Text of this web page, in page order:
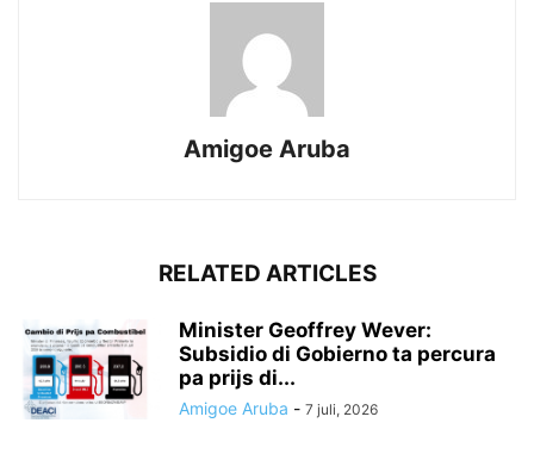
Amigoe Aruba
RELATED ARTICLES
Minister Geoffrey Wever:
Subsidio di Gobierno ta percura
pa prijs di...
Amigoe Aruba - 7 juli, 2026